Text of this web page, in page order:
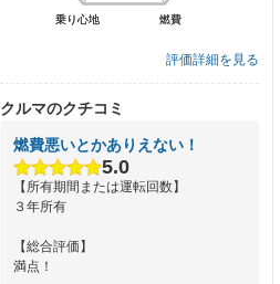
燃費
乗り心地 燃費
乗り心地
評価詳細を見る
クルマのクチコミ
燃費悪いとかありえない！
5.0
【所有期間または運転回数】
３年所有
【総合評価】
満点！